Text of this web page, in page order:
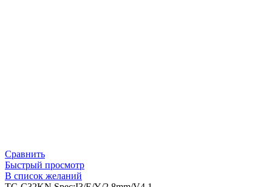
Сравнить
Быстрый просмотр
В список желаний